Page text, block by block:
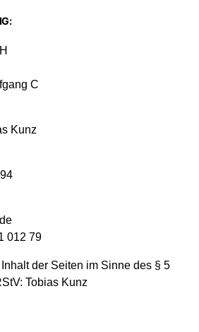
C
Kunz
012 79
der Seiten im Sinne des § 5
Tobias Kunz